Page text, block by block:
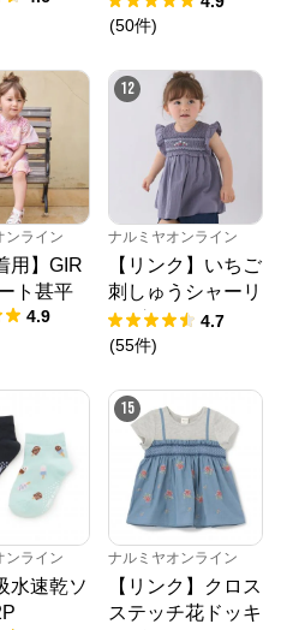
ック半袖Tシャツ
(50件)
ンライン
用】GIR
ト甚平
4.9
12
ナルミヤオンライン
【リンク】いちご
刺しゅうシャーリ
ングチュニック
4.7
(55件)
ンライン
水速乾ソ
15
ナルミヤオンライン
【リンク】クロス
ステッチ花ドッキ
ECサイト
が開きます
ンからのコメント
ショップ。人気子供服メ
ブトキシック、アナスイ
品をご覧いただけます。